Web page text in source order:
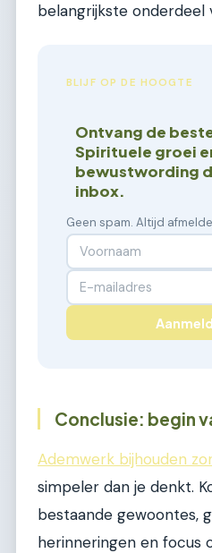
belangrijkste onderdeel
BLIJF OP DE HOOGTE
Ontvang de
Spirituele groei
bewustwording
inbox.
Geen spam. Altijd
Conclusie: begin
Ademwerk bijhouden
simpeler dan je denkt.
bestaande gewoontes,
herinneringen en focus